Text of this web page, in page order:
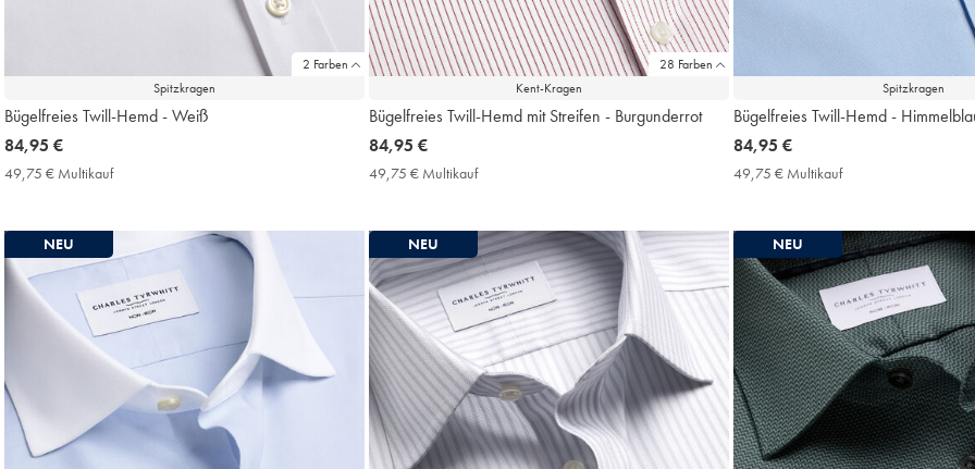
2 Farben
Spitzkragen
Bügelfreies Twill-Hemd - Weiß
now
84,95
84,95 €
49,75 € Multikauf49,75
Price
28 Farben
Kent-Kragen
Bügelfreies Twill-Hemd mit Streifen - Burgunderrot
now
84,95
84,95 €
49,75 € Multikauf49,75
Price
Spitzkragen
Bügelfreies Twill-Hemd -
now
84,95
84,95 €
49,75 € Multikauf49,75
Price
NEU NEU NEU